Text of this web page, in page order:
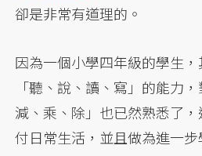
卻是非常有道理的。
因為一個小學四年級的學生
「聽、說、讀、寫」的能力
減、乘、除」也已然熟悉了
付日常生活，並且做為進一步